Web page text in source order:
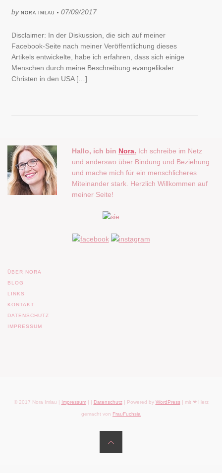
by NORA IMLAU •07/09/2017
Disclaimer: In der Diskussion, die sich auf meiner
Facebook-Seite nach meiner Veröffentlichung dieses
Artikels entwickelte, habe ich erfahren, dass sich einige
Menschen durch meine Beschreibung evangelikaler
Christen in den USA […]
Hallo, ich bin Nora. Ich schreibe im Netz
und anderswo über Bindung und Beziehung
und mache mich für ein menschlicheres
Miteinander stark. Herzlich Willkommen auf
meiner Seite!
ÜBER NORA
BLOG
LINKS
KONTAKT
DATENSCHUTZ
IMPRESSUM
© 2017 Nora Imlau | Impressum| | Datenschutz| Powered by WordPress| mit ❤ Herz
gemacht von FrauFuchsia